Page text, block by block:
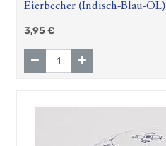
Eierbecher (Indisch-Blau-OL)
3,95€